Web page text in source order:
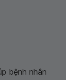
bệnh nhân